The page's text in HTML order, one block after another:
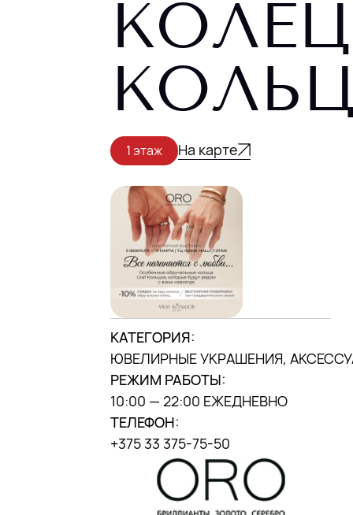
DANA MALL, 2025
КОЛЕЦ
1 этаж На карте
КАТЕГОРИЯ:
ЮВЕЛИРНЫЕ УКРАШЕНИЯ,
РЕЖИМ РАБОТЫ:
10:00 — 22:00 ЕЖЕДНЕВНО
ТЕЛЕФОН:
+375 33 375-75-50